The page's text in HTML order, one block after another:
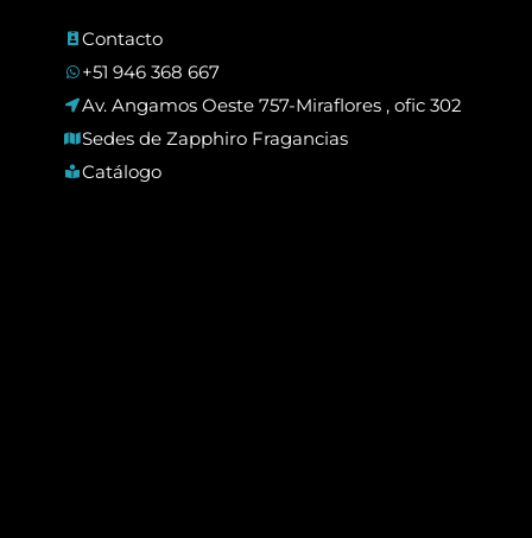
Contacto
+51 946 368 667
Av. Angamos Oeste 757-Miraflores , ofic 302
Sedes de Zapphiro Fragancias
Catálogo